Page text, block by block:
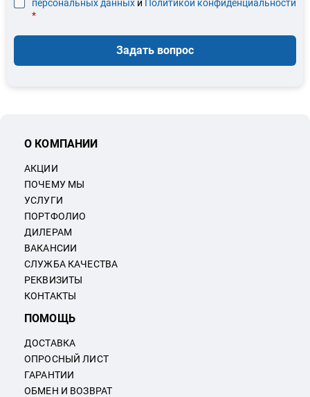
персональных данных и Политикой конфиденциальности
*
Задать вопрос
О КОМПАНИИ
АКЦИИ
ПОЧЕМУ МЫ
УСЛУГИ
ПОРТФОЛИО
ДИЛЕРАМ
ВАКАНСИИ
СЛУЖБА КАЧЕСТВА
РЕКВИЗИТЫ
КОНТАКТЫ
ПОМОЩЬ
ДОСТАВКА
ОПРОСНЫЙ ЛИСТ
ГАРАНТИИ
ОБМЕН И ВОЗВРАТ